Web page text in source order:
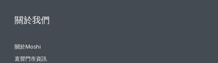
關於我們
關於Moshi
直營門市資訊